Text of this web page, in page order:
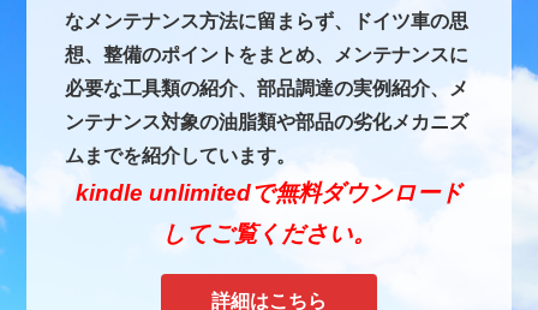
なメンテナンス方法に留まらず、ドイツ車の思
想、整備のポイントをまとめ、メンテナンスに
必要な工具類の紹介、部品調達の実例紹介、メ
ンテナンス対象の油脂類や部品の劣化メカニズ
ムまでを紹介しています。
kindle unlimitedで無料ダウンロード
してご覧ください。
詳細はこちら